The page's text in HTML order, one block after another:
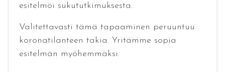
esitelmöi sukututkimuksesta.
Valitettavasti tämä tapaaminen peruuntuu
koronatilanteen takia. Yritämme sopia
esitelmän myöhemmäksi.